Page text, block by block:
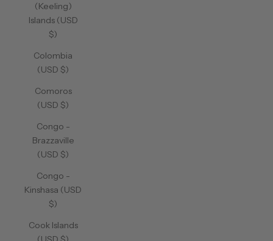
(Keeling)
Islands (USD
$)
Colombia
(USD $)
Comoros
(USD $)
Congo -
Brazzaville
(USD $)
Congo -
Kinshasa (USD
$)
Cook Islands